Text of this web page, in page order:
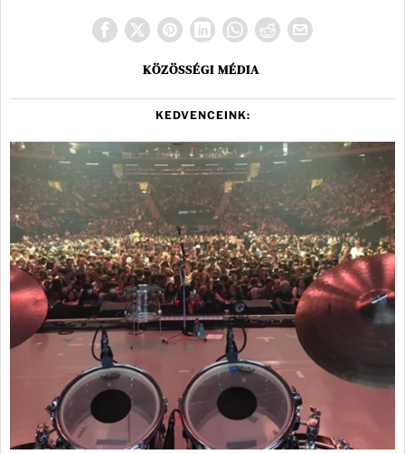
KÖZÖSSÉGI MÉDIA
KEDVENCEINK: